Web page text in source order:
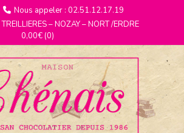
Nous appeler : 02.51.12.17.19
– NOZAY – NORT /ERDRE
0,00€(0)